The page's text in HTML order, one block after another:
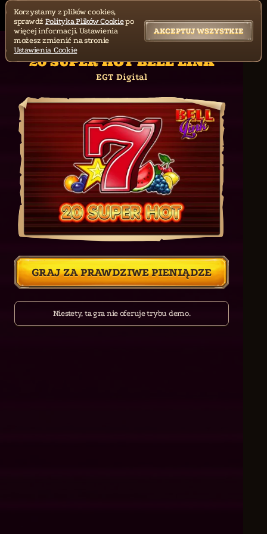
20 SUPER HOT BELL LINK
EGT Digital
GRAJ ZA PRAWDZIWE PIENIĄDZE
Niestety, ta gra nie oferuje trybu demo.
Korzystamy z plików cookies,
sprawdź Polityka Plików Cookiepo
więcej informacji. Ustawienia
możesz zmienić na stronie
Ustawienia Cookie
AKCEPTUJ WSZYSTKIE